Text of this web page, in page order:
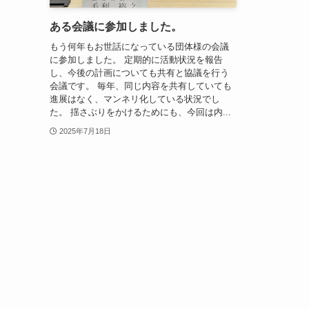
ある会議に参加しました。
もう何年もお世話になっている団体様の会議
に参加しました。 定期的に活動状況を報告
し、今後の計画についても共有と協議を行う
会議です。 毎年、同じ内容を共有していても
進展はなく、マンネリ化している状況でし
た。 揺さぶりをかけるためにも、今回は内...
2025年7月18日